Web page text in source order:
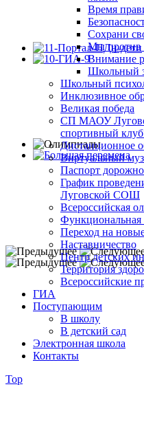
Время
Сохрани
Мы против
Внимание
Школьный
Школьный
Инклюзивное
Великая победа
СП МАОУ
спортивный
Дистанционное
Виртуальный
Паспорт
График
Луговской СОШ
Всероссийская
Функциональная
Переход на
Наставничество
Центр детских
Территория
Всероссийские
ГИА
Поступающим
В школу
В детский сад
Электронная школа
Контакты
Top